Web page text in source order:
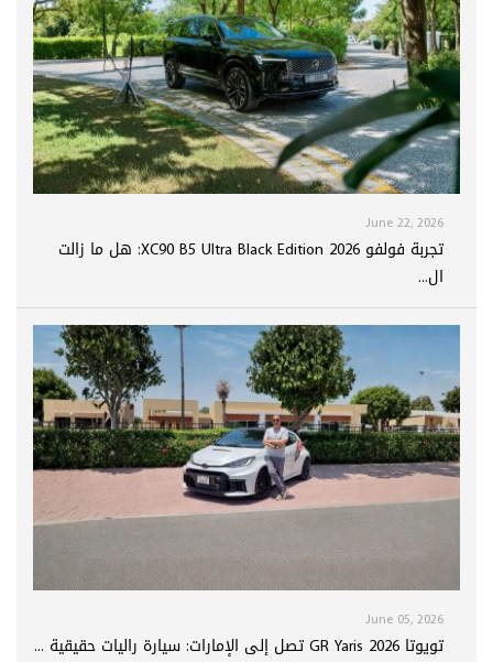
June 22, 2026
تجربة فولفو XC90 B5 Ultra Black Edition 2026: هل ما زالت
ال...
June 05, 2026
تويوتا GR Yaris 2026 تصل إلى الإمارات: سيارة راليات حقيقية ...